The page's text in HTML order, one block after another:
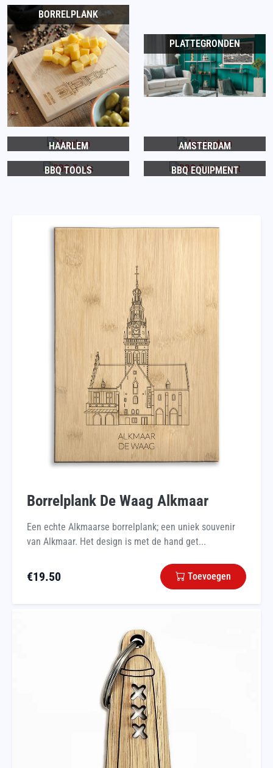
BORRELPLANK
PLATTEGRONDEN
HAARLEM AMSTERDAM
BBQ TOOLS BBQ EQUIPMENT
Borrelplank De Waag Alkmaar
Een echte Alkmaarse borrelplank; een uniek souvenir
van Alkmaar. Het design is met de hand get...
€19.50 Toevoegen